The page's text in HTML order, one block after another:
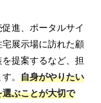
進、ポータルサイ
展示場に訪れた顧
提案するなど、担
。 自身がやりたい
ぶことが大切で